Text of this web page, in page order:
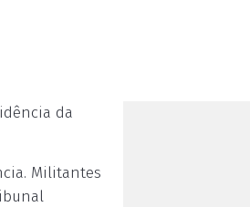
da
Militantes